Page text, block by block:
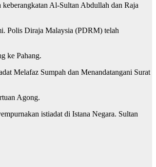
Al-Sultan Abdullah dan Raja
Polis Diraja Malaysia (PDRM) telah
ke Pahang.
Melafaz Sumpah dan Menandatangani Surat
Agong.
istiadat di Istana Negara. Sultan